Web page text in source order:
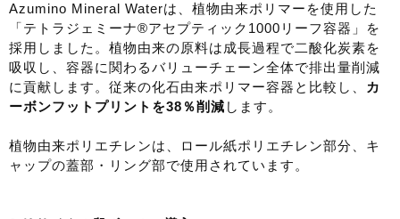
Azumino Mineral Waterは、植物由来ポリマーを使用した
「テトラジェミーナ®アセプティック1000リーフ容器」を
採用しました。植物由来の原料は成長過程で二酸化炭素を
吸収し、容器に関わるバリューチェーン全体で排出量削減
に貢献します。従来の化石由来ポリマー容器と比較し、
カ
ーボンフットプリントを38％削減 します。
植物由来ポリエチレンは、ロール紙ポリエチレン部分、キ
ャップの蓋部・リング部で使用されています。